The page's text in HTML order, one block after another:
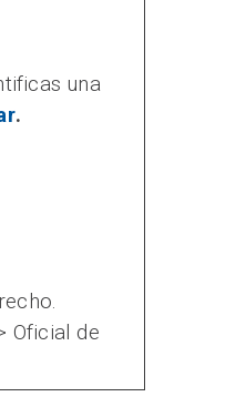
una
.
Oficial de